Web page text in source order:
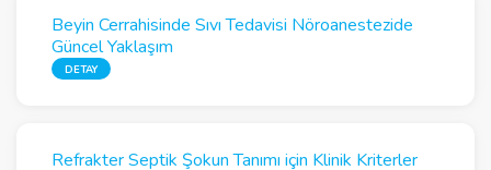
Beyin Cerrahisinde Sıvı Tedavisi Nöroanestezide
Güncel Yaklaşım
DETAY
Refrakter Septik Şokun Tanımı için Klinik Kriterler